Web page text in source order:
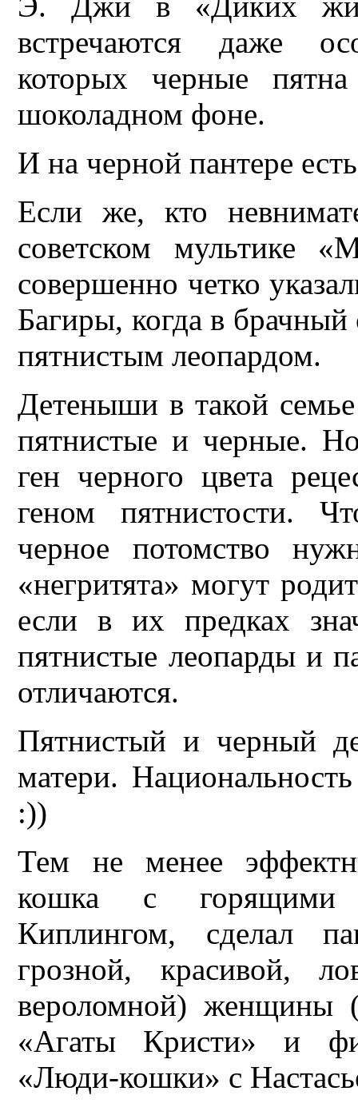
встречаются даже
которых черные
шоколадном фоне.
И на черной пантере
Если же, кто
советском мультике
совершенно четко
Багиры, когда в брачный
пятнистым леопардом.
Детеныши в такой
пятнистые и черные.
ген черного цвета
геном пятнистости.
черное потомство
«негритята» могут
если в их предках
пятнистые леопарды и
отличаются.
Пятнистый и черный
матери.
:))
Тем не менее
кошка с горящими
Киплингом, сделал
грозной, красивой,
вероломной) женщины
«Агаты Кристи» и
«Люди-кошки» с